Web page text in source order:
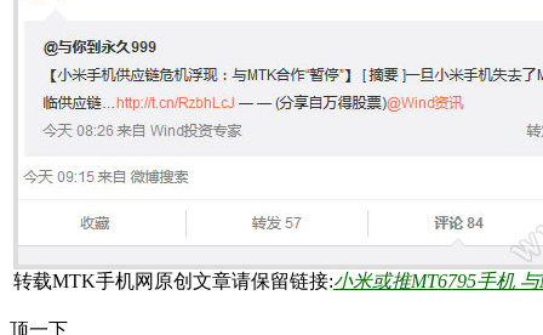
转载MTK手机网原创文章请保留链接:小米或推MT6795手机
顶一下